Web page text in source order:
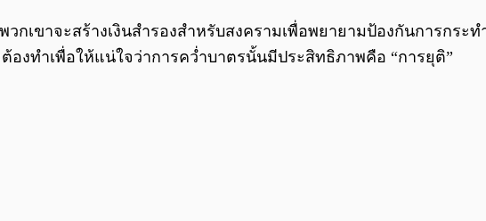
กเขาจะสร้างเงินสำรองสำหรับสงครามเพื่อพยายามป้องกันการกระ
องทำเพื่อให้แน่ใจว่าการคว่ำบาตรนั้นมีประสิทธิภาพคือ “การยุติ”